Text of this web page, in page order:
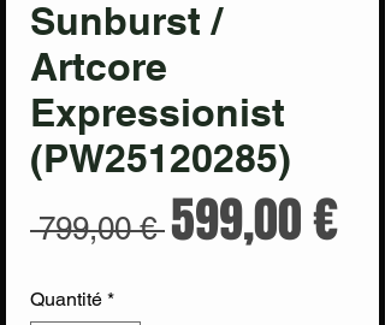
Sunburst /
Artcore
Expressionist
(PW25120285)
799,00 € Prix
599,00 €Prix
Quantité *